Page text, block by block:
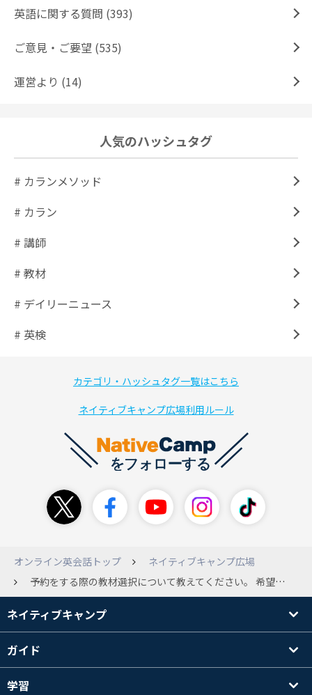
英語に関する質問 (393)
ご意見・ご要望 (535)
運営より (14)
人気のハッシュタグ
# カランメソッド
# カラン
# 講師
# 教材
# デイリーニュース
# 英検
カテゴリ・ハッシュタグ一覧はこちら
ネイティブキャンプ広場利用ルール
オンライン英会話トップ
ネイティブキャンプ広場
予約をする際の教材選択について教えてください。 希望時間選択後の教材選択画面の教材選択欄に自動的に出てくる教材が日によって違うのですが、みなさんはそのようなことはありませんか？ 日によって自動的に最初に出てくる教材選択欄の教材が違う理由をご存知の方、教えてください。ちなみに、自分なりにやってみたのですが、前日の最後に受講した教材や今すぐレッスンの選択教材が出てくるとわけではありませんでした･･･。 また、みなさんは講師予約時にどのような工夫をされていますか？ 0：00になった直後に予約手続きを開始するのですが、それでも予約が出来ない時が多いです。 私がとろいだけなのかもしれません・・・。 やっぱり人気講師を予約するのはほぼムリなのでしょうか？
ネイティブキャンプ
ガイド
学習